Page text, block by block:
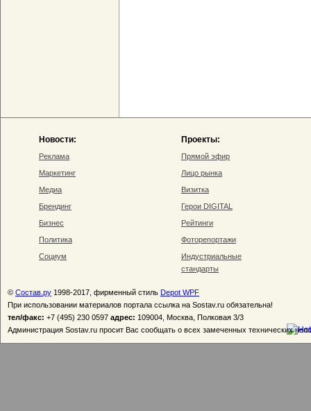
Новости:
Реклама
Маркетинг
Медиа
Брендинг
Бизнес
Политика
Социум
Проекты:
Прямой эфир
Лицо рынка
Визитка
Герои DIGITAL
Рейтинги
Фоторепортажи
Индустриальные
стандарты
© Состав.ру 1998-2017, фирменный стиль Depot WPF
При использовании материалов портала ссылка на Sostav.ru обязательна!
тел/факс: +7 (495) 230 0597 адрес: 109004, Москва, Полковая 3/3
Администрация Sostav.ru просит Вас сообщать о всех замеченных технических